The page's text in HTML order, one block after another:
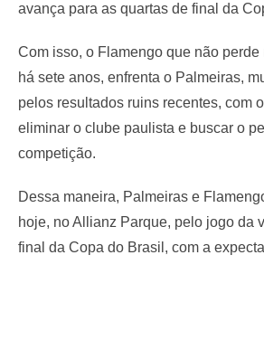
avança para as quartas de final da
Com isso, o Flamengo que não
há sete anos, enfrenta o Palmeiras,
pelos resultados ruins recentes, com
eliminar o clube paulista e buscar o
competição.
Dessa maneira, Palmeiras e
hoje, no Allianz Parque, pelo jogo da
final da Copa do Brasil, com a